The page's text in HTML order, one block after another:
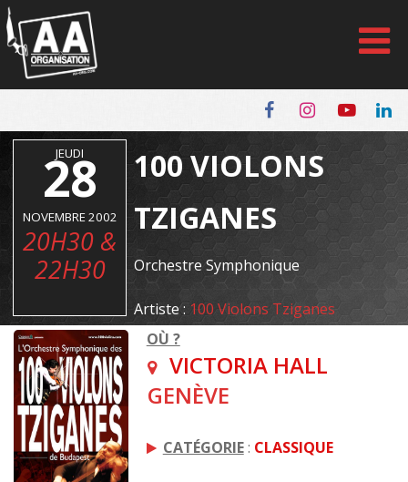
Panneau de gestion des cookies
JEUDI
28
NOVEMBRE 2002
20H30 &
22H30
100 VIOLONS
TZIGANES
Orchestre Symphonique
Artiste : 100 Violons Tziganes
OÙ ?
VICTORIA HALL
GENÈVE
CATÉGORIE: CLASSIQUE